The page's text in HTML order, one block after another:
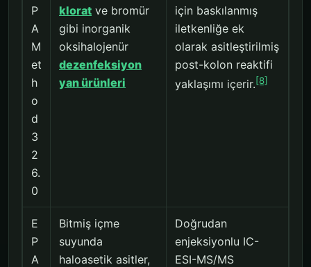
P
A
M
et
h
o
d
3
2
6.
0
klorat ve bromür
gibi inorganik
oksihalojenür
dezenfeksiyon
yan ürünleri
için baskılanmış
iletkenliğe ek
olarak asitleştirilmiş
post-kolon reaktifi
yaklaşımı içerir.[8]
E
P
A
Bitmiş içme
suyunda
haloasetik asitler,
Doğrudan
enjeksiyonlu IC-
ESI-MS/MS